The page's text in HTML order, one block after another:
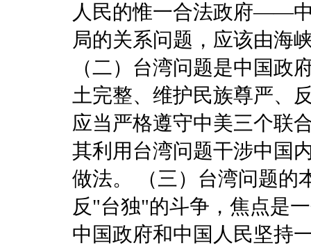
人民的惟一合法政府――
局的关系问题，应该由海
（二）台湾问题是中国政
土完整、维护民族尊严、
应当严格遵守中美三个联
其利用台湾问题干涉中国
做法。 （三）台湾问题的
反"台独"的斗争，焦点是
中国政府和中国人民坚持